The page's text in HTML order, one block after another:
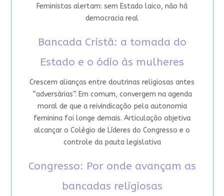
Feministas alertam: sem Estado laico, não há
democracia real
Bancada Cristã: a tomada do
Estado e o ódio às mulheres
Crescem alianças entre doutrinas religiosas antes
“adversárias”. Em comum, convergem na agenda
moral de que a reivindicação pela autonomia
feminina foi longe demais. Articulação objetiva
alcançar o Colégio de Líderes do Congresso e o
controle da pauta legislativa
Congresso: Por onde avançam as
bancadas religiosas